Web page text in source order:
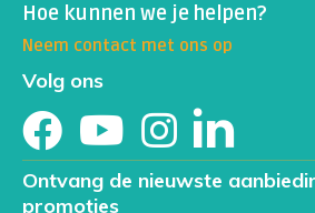
Natrium
Calcium
CK (creatinekinase)
Hoe kunnen we je helpen?
Neem contact met ons op
Volg ons
Ontvang de nieuwste
promoties